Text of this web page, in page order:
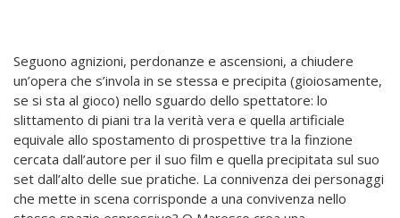
Seguono agnizioni, perdonanze e ascensioni, a chiudere
un’opera che s’invola in se stessa e precipita (gioiosamente,
se si sta al gioco) nello sguardo dello spettatore: lo
slittamento di piani tra la verità vera e quella artificiale
equivale allo spostamento di prospettive tra la finzione
cercata dall’autore per il suo film e quella precipitata sul suo
set dall’alto delle sue pratiche. La connivenza dei personaggi
che mette in scena corrisponde a una convivenza nello